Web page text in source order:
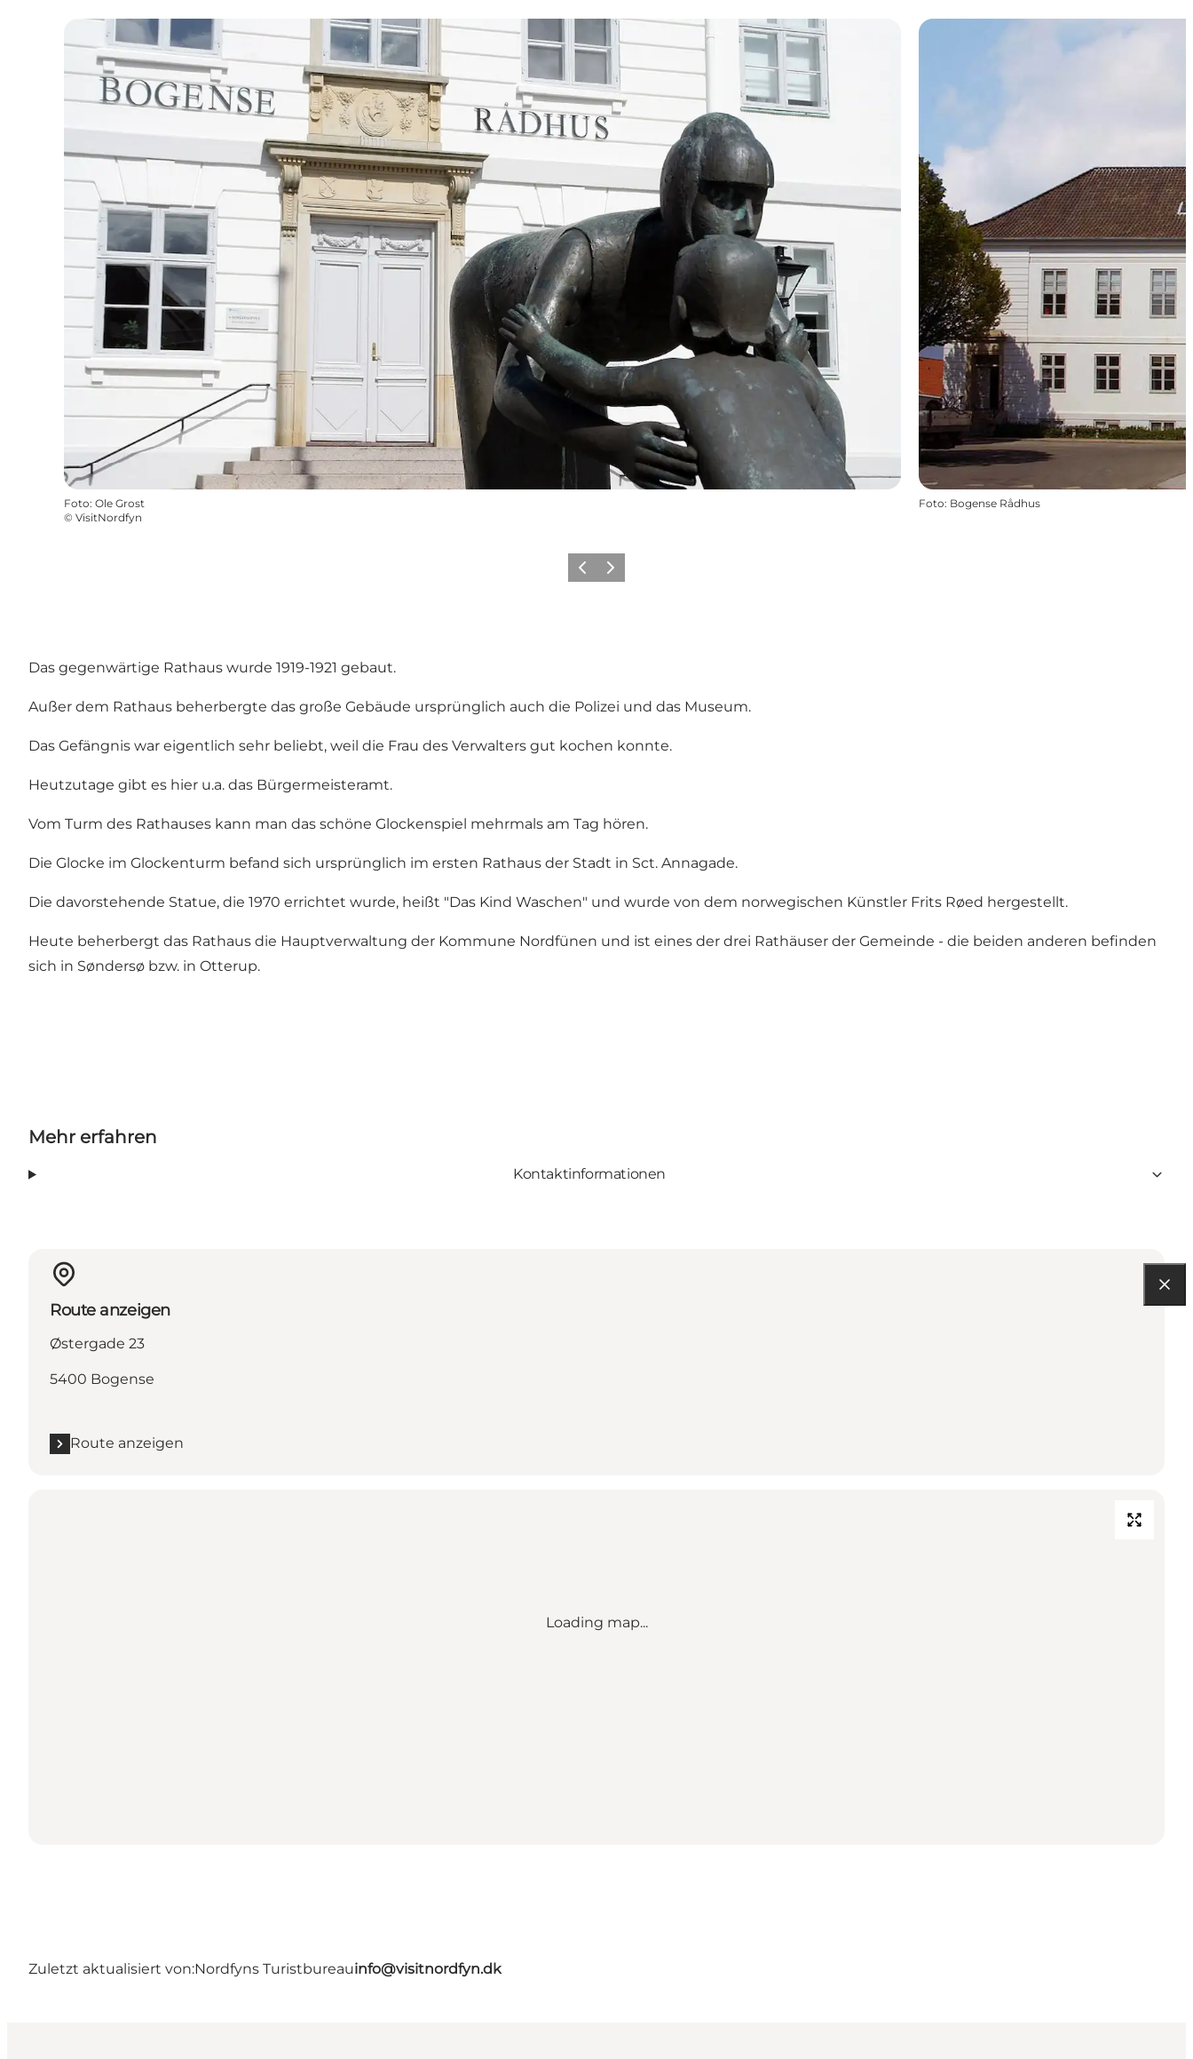
Foto: Ole Grost
© VisitNordfyn
Foto: Bogense Rådhus
Vorherige Folie
Nächste Folie
Das gegenwärtige Rathaus wurde 1919-1921 gebaut.
Außer dem Rathaus beherbergte das große Gebäude ursprünglich auch die Polizei und das Museum.
Das Gefängnis war eigentlich sehr beliebt, weil die Frau des Verwalters gut kochen konnte.
Heutzutage gibt es hier u.a. das Bürgermeisteramt.
Vom Turm des Rathauses kann man das schöne Glockenspiel mehrmals am Tag hören.
Die Glocke im Glockenturm befand sich ursprünglich im ersten Rathaus der Stadt in Sct. Annagade.
Die davorstehende Statue, die 1970 errichtet wurde, heißt "Das Kind Waschen" und wurde von dem norwegischen Künstler Frits Røed hergestellt.
Heute beherbergt das Rathaus die Hauptverwaltung der Kommune Nordfünen und ist eines der drei Rathäuser der Gemeinde - die beiden anderen befinden
sich in Søndersø bzw. in Otterup.
Mehr erfahren
Kontaktinformationen
Route anzeigen
Østergade 23
5400 Bogense
Route anzeigen
Loading map...
Zuletzt aktualisiert von:Nordfyns Turistbureauinfo@visitnordfyn.dk